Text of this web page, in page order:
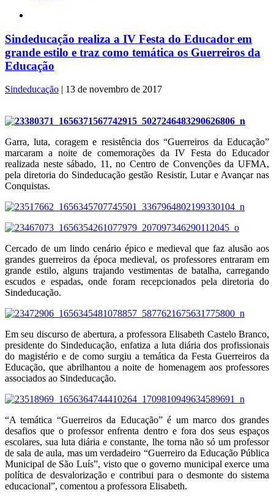
Sindeducação realiza a IV Festa do Educador em
grande estilo e traz como temática os Guerreiros da
Educação
Sindeducação | 13 de novembro de 2017
Garra, luta, coragem e resistência dos “Guerreiros da Educação”
marcaram a noite de comemorações da IV Festa do Educador
realizada neste sábado, 11, no Centro de Convenções da UFMA,
pela diretoria do Sindeducação gestão Resistir, Lutar e Avançar nas
Conquistas.
Cercado de um lindo cenário épico e medieval que faz alusão aos
grandes guerreiros da época medieval, os professores entraram em
grande estilo, alguns trajando vestimentas de batalha, carregando
escudos e espadas, onde foram recepcionados pela diretoria do
Sindeducação.
Em seu discurso de abertura, a professora Elisabeth Castelo Branco,
presidente do Sindeducação, enfatiza a luta diária dos profissionais
do magistério e de como surgiu a temática da Festa Guerreiros da
Educação, que abrilhantou a noite de homenagem aos professores
associados ao Sindeducação.
“A temática “Guerreiros da Educação” é um marco dos grandes
desafios que o professor enfrenta dentro e fora dos seus espaços
escolares, sua luta diária e constante, lhe torna não só um professor
de sala de aula, mas um verdadeiro “Guerreiro da Educação Pública
Municipal de São Luís”, visto que o governo municipal exerce uma
política de desvalorização e contribui para o desmonte do sistema
educacional”, comentou a professora Elisabeth.